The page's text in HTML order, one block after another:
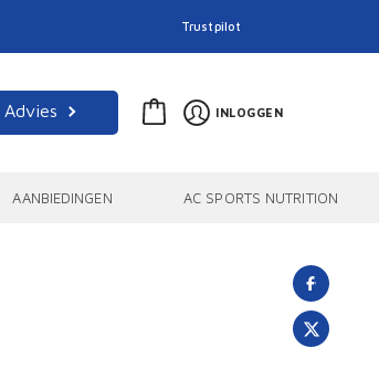
Trustpilot
Advies INLOGGEN
AANBIEDINGEN AC SPORTS NUTRITION